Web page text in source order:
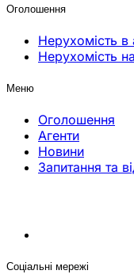
Оголошення
Нерухомість в
Нерухомість
Меню
Оголошення
Агенти
Новини
Запитання та
Соціальні мережі